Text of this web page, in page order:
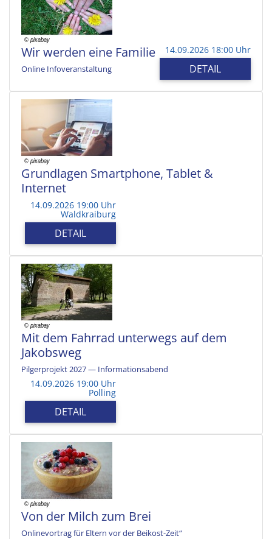
Wir werden eine Familie
Online Infoveranstaltung
14.09.2026 18:00 Uhr
DETAIL
Grundlagen Smartphone, Tablet &
Internet
14.09.2026 19:00 Uhr
Waldkraiburg
DETAIL
Mit dem Fahrrad unterwegs auf dem
Jakobsweg
Pilgerprojekt 2027 — Informationsabend
14.09.2026 19:00 Uhr
Polling
DETAIL
Von der Milch zum Brei
Onlinevortrag für Eltern vor der Beikost-Zeit“